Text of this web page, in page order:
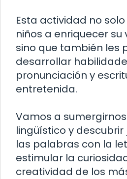
Esta actividad no
niños a enriquecer su
sino que también les
desarrollar
pronunciación y
entretenida.
Vamos a
lingüístico y
las palabras con la
estimular la
creatividad de los